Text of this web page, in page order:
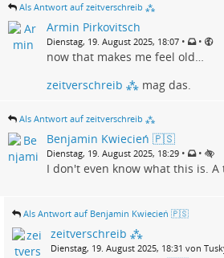
Als Antwort auf zeitverschreib ⁂
Armin Pirkovitsch
Dienstag, 19. August 2025, 18:07 • •
now that makes me feel old…
zeitverschreib ⁂ mag das.
Als Antwort auf zeitverschreib ⁂
Benjamin Kwiecień 🇵🇸
Dienstag, 19. August 2025, 18:29 • •
I don't even know what this is. A
Als Antwort auf Benjamin Kwiecień 🇵🇸
zeitverschreib ⁂
Dienstag, 19. August 2025, 18:31 von